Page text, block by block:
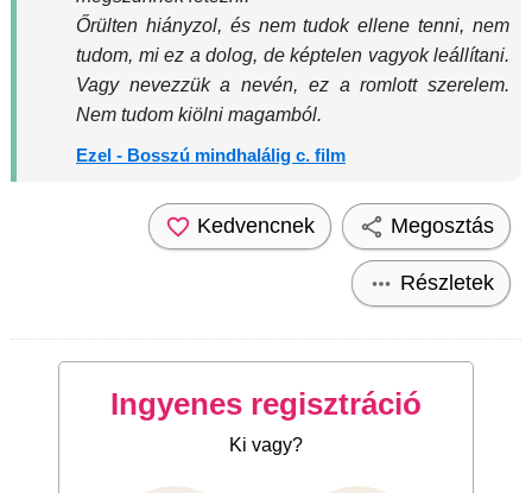
Őrülten hiányzol, és nem tudok ellene tenni, nem
tudom, mi ez a dolog, de képtelen vagyok leállítani.
Vagy nevezzük a nevén, ez a romlott szerelem.
Nem tudom kiölni magamból.
Ezel - Bosszú mindhalálig c. film
Kedvencnek Megosztás
Részletek
Ingyenes regisztráció
Ki vagy?